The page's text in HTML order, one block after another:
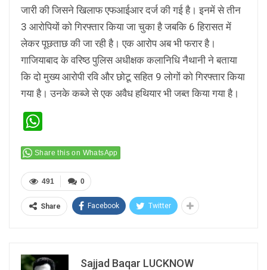
जारी की जिसने खिलाफ एफआईआर दर्ज की गई है। इनमें से तीन
3 आरोपियों को गिरफ्तार किया जा चुका है जबकि 6 हिरासत में
लेकर पूछताछ की जा रही है। एक आरोप अब भी फरार है।
गाजियाबाद के वरिष्ठ पुलिस अधीक्षक कलानिधि नैथानी ने बताया
कि दो मुख्य आरोपी रवि और छोटू सहित 9 लोगों को गिरफ्तार किया
गया है। उनके कब्जे से एक अवैध हथियार भी जब्त किया गया है।
Share this on WhatsApp
0
491
Share Facebook Twitter
Sajjad Baqar LUCKNOW